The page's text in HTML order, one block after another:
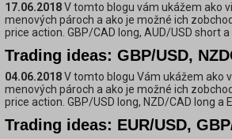
17.06.2018V tomto blogu vám ukážem ako
menových pároch a ako je možné ich
price action. GBP/CAD long, AUD/USD short
Trading ideas: GBP/USD,
04.06.2018V tomto blogu Vám ukážem ako
menových pároch a ako je možné ich
price action. GBP/USD long, NZD/CAD long a
Trading ideas: EUR/USD,